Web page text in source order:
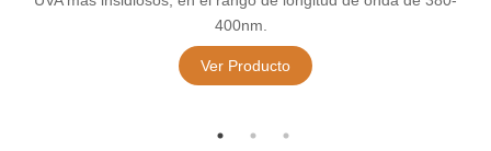
400nm.
Ver Producto